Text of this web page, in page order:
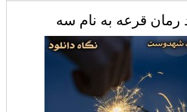
رمان قرعه به نام سه